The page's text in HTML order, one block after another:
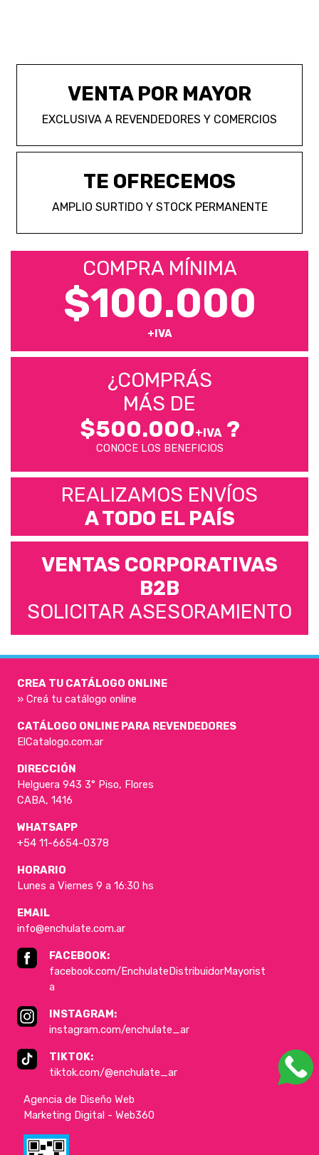
VENTA POR MAYOR
EXCLUSIVA A REVENDEDORES Y COMERCIOS
TE OFRECEMOS
AMPLIO SURTIDO Y STOCK PERMANENTE
COMPRA MÍNIMA
$100.000
+IVA
¿COMPRÁS
MÁS DE
$500.000+IVA?
CONOCE LOS BENEFICIOS
REALIZAMOS ENVÍOS
A TODO EL PAÍS
VENTAS CORPORATIVAS
B2B
SOLICITAR ASESORAMIENTO
CREA TU CATÁLOGO ONLINE
» Creá tu catálogo online
CATÁLOGO ONLINE PARA REVENDEDORES
ElCatalogo.com.ar
DIRECCIÓN
Helguera 943 3° Piso, Flores
CABA, 1416
WHATSAPP
+54 11-6654-0378
HORARIO
Lunes a Viernes 9 a 16:30 hs
EMAIL
info@enchulate.com.ar
FACEBOOK:
facebook.com/EnchulateDistribuidorMayorist
a
INSTAGRAM:
instagram.com/enchulate_ar
TIKTOK:
tiktok.com/@enchulate_ar
Agencia de Diseño Web
Marketing Digital - Web360